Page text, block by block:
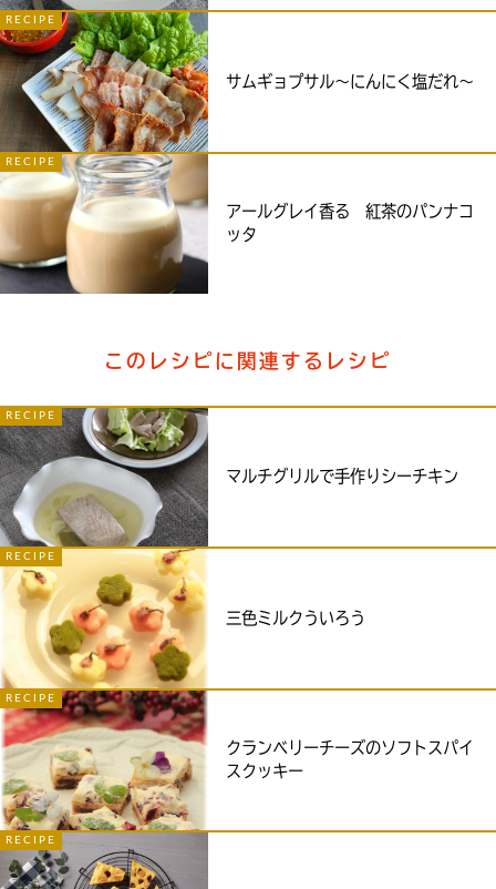
RECIPE
サムギョプサル～にんにく塩だれ～
RECIPE
アールグレイ香る 紅茶のパンナコ
ッタ
このレシピに関連するレシピ
RECIPE
マルチグリルで手作りシーチキン
RECIPE
三色ミルクういろう
RECIPE
クランベリーチーズのソフトスパイ
スクッキー
RECIPE